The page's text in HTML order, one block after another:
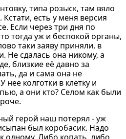
типа розыск, там вяло
есть у меня версия
Если через три дня по
тогда уж и беспокой органы,
таки заяву приняли, в
Не сдалась она никому, а
близкие её давно за
да и сама она не
нее колготки в клетку и
а они кто? Селом как были
герой наш потерял - уж
был коробасик. Надо
одному. Либо копать, либо